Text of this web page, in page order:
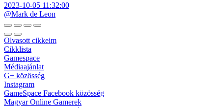
2023-10-05 11:32:00
@Mark de Leon
Olvasott cikkeim
Cikklista
Gamespace
Médiaajánlat
G+ közösség
Instagram
GameSpace Facebook közösség
Magyar Online Gamerek